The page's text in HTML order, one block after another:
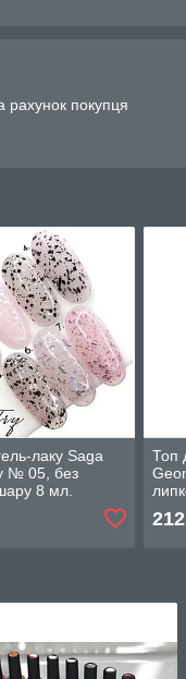
рахунок покупця
лаку Saga
№ 05, без
8 мл.
Топ
212